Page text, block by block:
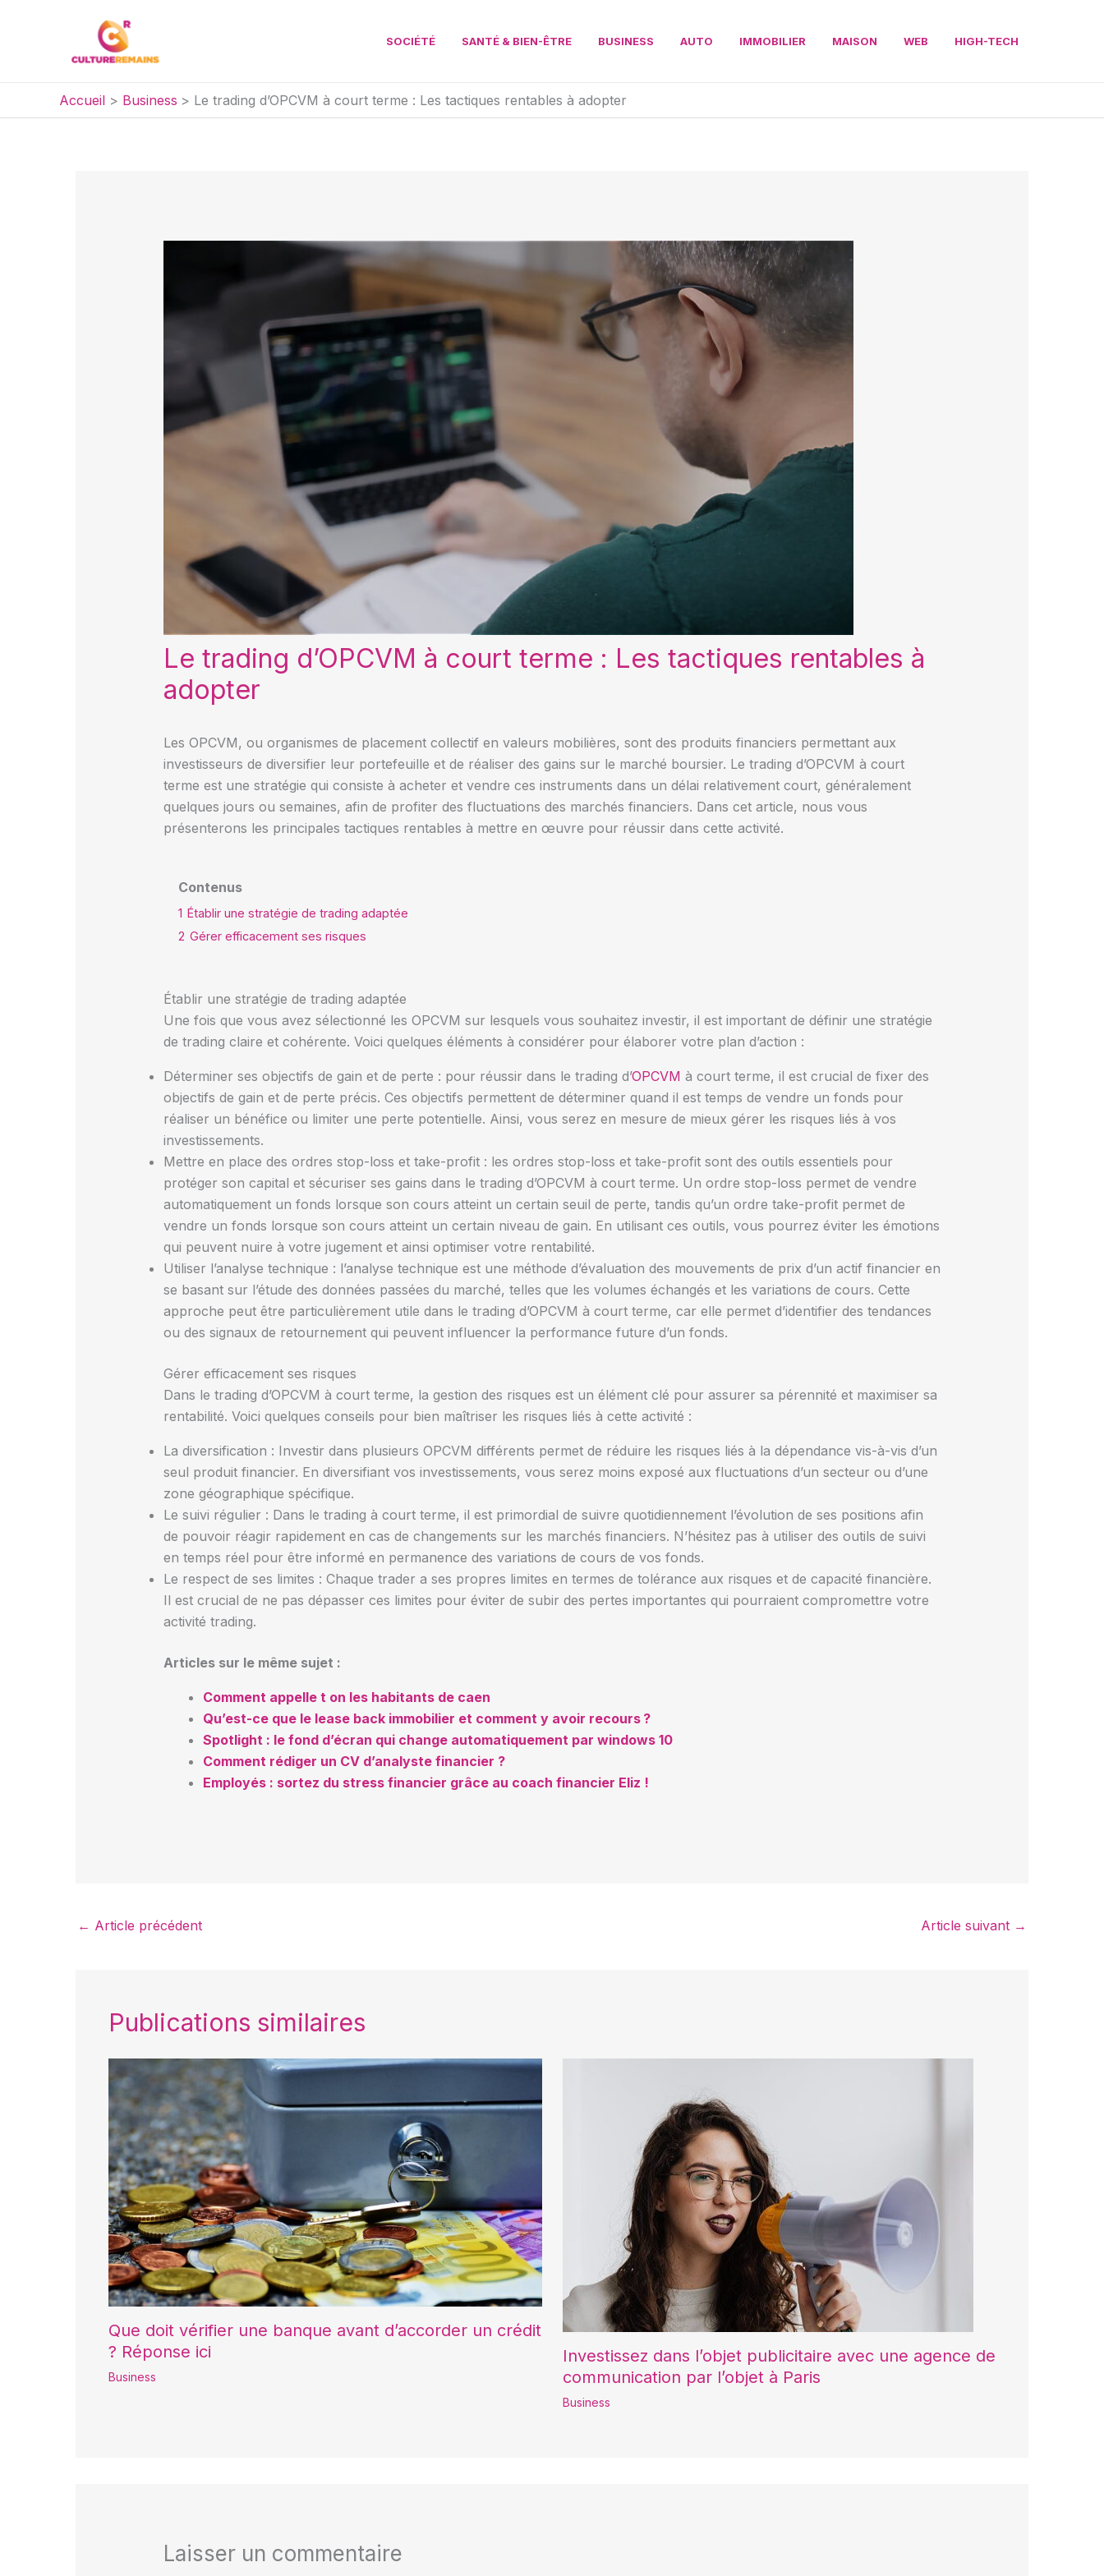
SOCIÉTÉ SANTÉ & BIEN-ÊTRE BUSINESS AUTO IMMOBILIER MAISON WEB HIGH-TECH
Accueil Business Le trading d’OPCVM à court terme : Les tactiques rentables à adopter
Le trading d’OPCVM à court terme : Les tactiques rentables à
adopter
Les OPCVM, ou organismes de placement collectif en valeurs mobilières, sont des produits financiers permettant aux
investisseurs de diversifier leur portefeuille et de réaliser des gains sur le marché boursier. Le trading d’OPCVM à court
terme est une stratégie qui consiste à acheter et vendre ces instruments dans un délai relativement court, généralement
quelques jours ou semaines, afin de profiter des fluctuations des marchés financiers. Dans cet article, nous vous
présenterons les principales tactiques rentables à mettre en œuvre pour réussir dans cette activité.
Contenus
1 Établir une stratégie de trading adaptée
2 Gérer efficacement ses risques
Établir une stratégie de trading adaptée
Une fois que vous avez sélectionné les OPCVM sur lesquels vous souhaitez investir, il est important de définir une stratégie
de trading claire et cohérente. Voici quelques éléments à considérer pour élaborer votre plan d’action :
Déterminer ses objectifs de gain et de perte : pour réussir dans le trading d’OPCVM à court terme, il est crucial de fixer des
objectifs de gain et de perte précis. Ces objectifs permettent de déterminer quand il est temps de vendre un fonds pour
réaliser un bénéfice ou limiter une perte potentielle. Ainsi, vous serez en mesure de mieux gérer les risques liés à vos
investissements.
Mettre en place des ordres stop-loss et take-profit : les ordres stop-loss et take-profit sont des outils essentiels pour
protéger son capital et sécuriser ses gains dans le trading d’OPCVM à court terme. Un ordre stop-loss permet de vendre
automatiquement un fonds lorsque son cours atteint un certain seuil de perte, tandis qu’un ordre take-profit permet de
vendre un fonds lorsque son cours atteint un certain niveau de gain. En utilisant ces outils, vous pourrez éviter les émotions
qui peuvent nuire à votre jugement et ainsi optimiser votre rentabilité.
Utiliser l’analyse technique : l’analyse technique est une méthode d’évaluation des mouvements de prix d’un actif financier en
se basant sur l’étude des données passées du marché, telles que les volumes échangés et les variations de cours. Cette
approche peut être particulièrement utile dans le trading d’OPCVM à court terme, car elle permet d’identifier des tendances
ou des signaux de retournement qui peuvent influencer la performance future d’un fonds.
Gérer efficacement ses risques
Dans le trading d’OPCVM à court terme, la gestion des risques est un élément clé pour assurer sa pérennité et maximiser sa
rentabilité. Voici quelques conseils pour bien maîtriser les risques liés à cette activité :
La diversification : Investir dans plusieurs OPCVM différents permet de réduire les risques liés à la dépendance vis-à-vis d’un
seul produit financier. En diversifiant vos investissements, vous serez moins exposé aux fluctuations d’un secteur ou d’une
zone géographique spécifique.
Le suivi régulier : Dans le trading à court terme, il est primordial de suivre quotidiennement l’évolution de ses positions afin
de pouvoir réagir rapidement en cas de changements sur les marchés financiers. N’hésitez pas à utiliser des outils de suivi
en temps réel pour être informé en permanence des variations de cours de vos fonds.
Le respect de ses limites : Chaque trader a ses propres limites en termes de tolérance aux risques et de capacité financière.
Il est crucial de ne pas dépasser ces limites pour éviter de subir des pertes importantes qui pourraient compromettre votre
activité trading.
Articles sur le même sujet :
Comment appelle t on les habitants de caen
Qu’est-ce que le lease back immobilier et comment y avoir recours ?
Spotlight : le fond d’écran qui change automatiquement par windows 10
Comment rédiger un CV d’analyste financier ?
Employés : sortez du stress financier grâce au coach financier Eliz !
← Article précédent Article suivant →
Publications similaires
Que doit vérifier une banque avant d’accorder un crédit
? Réponse ici
Business
Investissez dans l’objet publicitaire avec une agence de
communication par l’objet à Paris
Business
Laisser un commentaire